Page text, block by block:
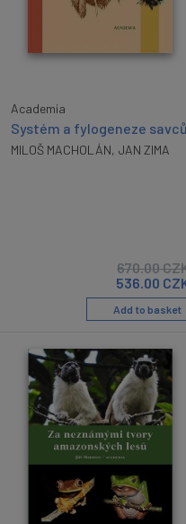
Academia
Systém a fylogeneze savců
MILOŠ MACHOLÁN, JAN ZIMA
670.00
536.00
Add to basket